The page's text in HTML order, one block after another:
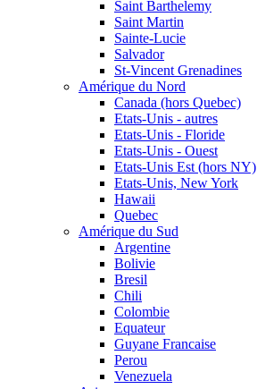
Saint Barthelemy
Saint Martin
Sainte-Lucie
Salvador
St-Vincent Grenadines
Amérique du Nord
Canada (hors Quebec)
Etats-Unis - autres
Etats-Unis - Floride
Etats-Unis - Ouest
Etats-Unis Est (hors NY)
Etats-Unis, New York
Hawaii
Quebec
Amérique du Sud
Argentine
Bolivie
Bresil
Chili
Colombie
Equateur
Guyane Francaise
Perou
Venezuela